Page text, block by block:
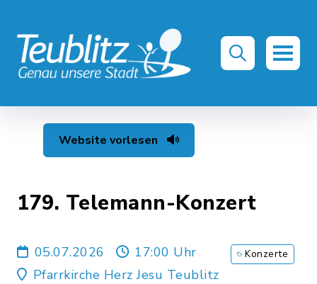
Website vorlesen
179. Telemann-Konzert
05.07.2026
17:00 Uhr
Pfarrkirche Herz Jesu Teublitz
Konzerte